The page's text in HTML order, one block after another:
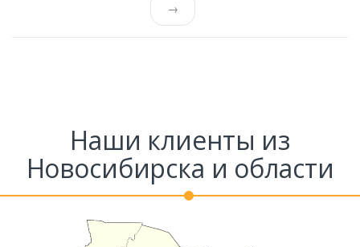
→
Наши клиенты из
Новосибирска и области